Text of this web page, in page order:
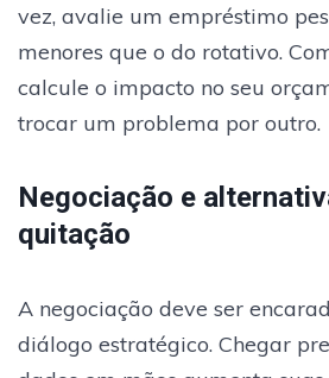
vez, avalie um empréstimo
menores que o do rotativo.
calcule o impacto no seu
trocar um problema por outro.
Negociação e
quitação
A negociação deve ser
diálogo estratégico. Chegar